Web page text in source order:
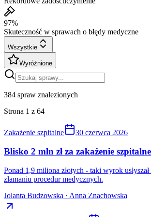
97%
Skuteczność w sprawach o błędy medyczne
Wszystkie
Wyróżnione
384 spraw znalezionych
Strona 1 z 64
Zakażenie szpitalne 30 czerwca 2026
Blisko 2 mln zł za zakażenie szpitalne
Ponad 1,9 miliona złotych - taki wyrok
złamaniu procedur medycznych.
Jolanta Budzowska · Anna Znachowska